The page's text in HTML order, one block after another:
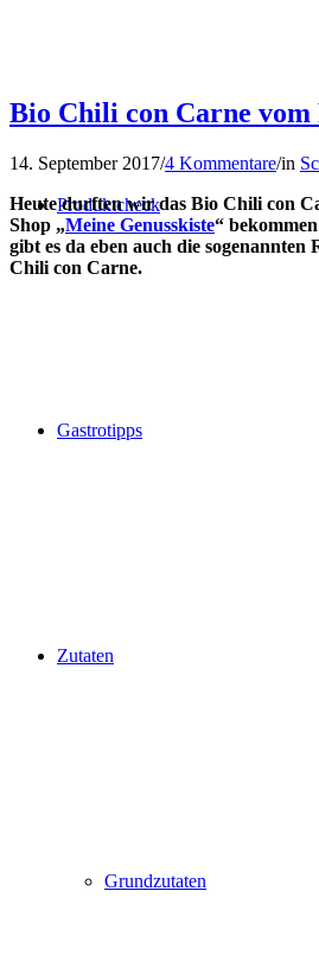
Produktcheck
Gastrotipps
Zutaten
Grundzutaten
Bio Chili con Carne
14. September 2017/4 Kommentare/in
Heute durften wir das Bio Chili con
Shop „Meine Genusskiste“
gibt es da eben auch die
Chili con Carne.